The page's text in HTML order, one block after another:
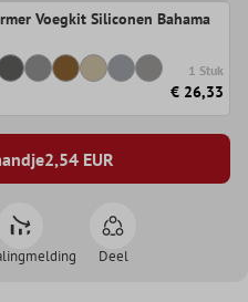
Voegkit Siliconen Bahama
1 Stuk
€ 26,33
2,54EUR
Deel